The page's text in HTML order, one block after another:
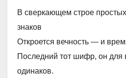
В сверкающем строе
знаков
Откроется вечность — и
Последний тот шифр, он для
одинаков.